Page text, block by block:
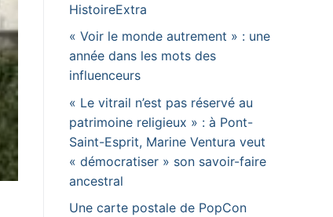
HistoireExtra
« Voir le monde autrement » : une
année dans les mots des
influenceurs
« Le vitrail n’est pas réservé au
patrimoine religieux » : à Pont-
Saint-Esprit, Marine Ventura veut
« démocratiser » son savoir-faire
ancestral
Une carte postale de PopCon